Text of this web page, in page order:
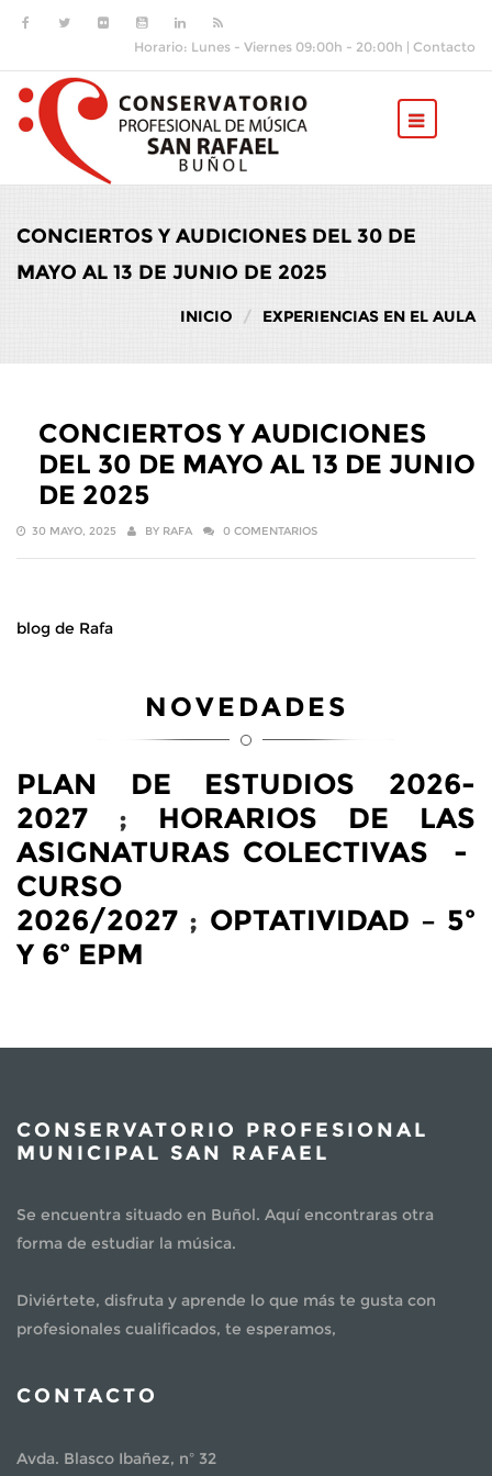
Pasar al contenido principal
Horario: Lunes - Viernes 09:00h - 20:00h | Contacto
CONCIERTOS Y AUDICIONES DEL 30 DE
MAYO AL 13 DE JUNIO DE 2025
INICIO EXPERIENCIAS EN EL AULA
CONCIERTOS Y AUDICIONES
DEL 30 DE MAYO AL 13 DE JUNIO
DE 2025
30 MAYO, 2025 BY RAFA 0 COMENTARIOS
blog de Rafa
NOVEDADES
PLAN DE ESTUDIOS 2026-
2027 ; HORARIOS DE LAS
ASIGNATURAS COLECTIVAS -
CURSO
2026/2027 ; OPTATIVIDAD – 5º
Y 6º EPM
CONSERVATORIO PROFESIONAL
MUNICIPAL SAN RAFAEL
Se encuentra situado en Buñol. Aquí encontraras otra
forma de estudiar la música.
Diviértete, disfruta y aprende lo que más te gusta con
profesionales cualificados, te esperamos,
CONTACTO
Avda. Blasco Ibañez, nº 32